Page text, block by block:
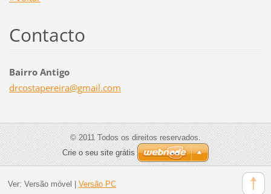
Contacto
Bairro Antigo
drcostapereira@gmail.com
© 2011 Todos os direitos reservados.
Crie o seu site grátis
Ver: Versão móvel Versão PC